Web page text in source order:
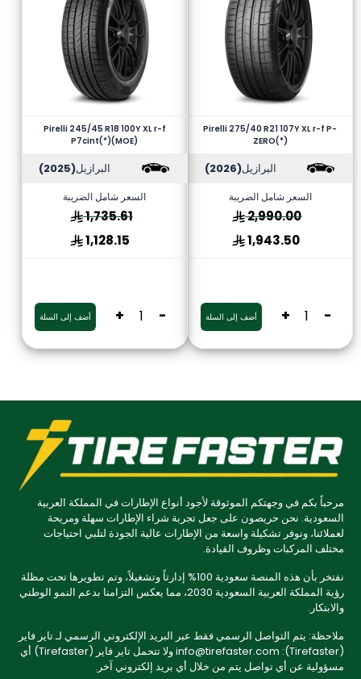
Pirelli 275/40 R21 107Y XL r-f P-
ZERO(*)
البرازيل(2026)
السعر شامل الضريبة
2,990.00
1,943.50
-
+ أضف إلى السلة
Pirelli 245/45 R18 100Y XL r-f
P7cint(*)(MOE)
البرازيل(2025)
السعر شامل الضريبة
1,735.61
1,128.15
-
+ أضف إلى السلة
مرحباً بكم في وجهتكم الموثوقة لأجود أنواع الإطارات في المملكة العربية
السعودية. نحن حريصون على جعل تجربة شراء الإطارات سهلة ومريحة
لعملائنا، ونوفر تشكيلة واسعة من الإطارات عالية الجودة لتلبي احتياجات
مختلف المركبات وظروف القيادة.
نفتخر بأن هذه المنصة سعودية 100% إدارتاً وتشغيلاً، وتم تطويرها تحت مظلة
رؤية المملكة العربية السعودية 2030، مما يعكس التزامنا بدعم النمو الوطني
والابتكار.
ملاحظة: يتم التواصل الرسمي فقط عبر البريد الإلكتروني الرسمي لـ تاير فاير
(Tirefaster): info@tirefaster.com ولا تتحمل تاير فاير (Tirefaster) أي
مسؤولية عن أي تواصل يتم من خلال أي بريد إلكتروني آخر.